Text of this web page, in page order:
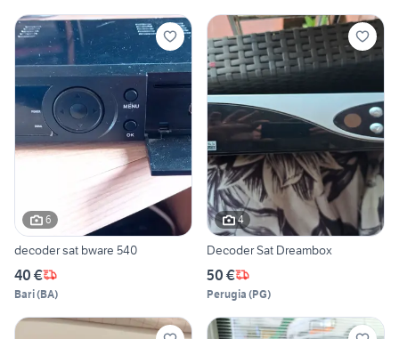
6
decoder sat bware 540
40 €
Bari(BA)
4
Decoder Sat Dreambox
50 €
Perugia (PG)